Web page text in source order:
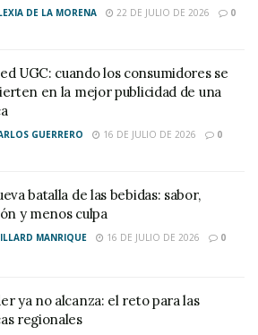
DE LA MORENA 22 DE JULIO DE 2026 0
UGC: cuando los consumidores se
en la mejor publicidad de una
GUERRERO 16 DE JULIO DE 2026 0
batalla de las bebidas: sabor,
y menos culpa
MANRIQUE 16 DE JULIO DE 2026 0
ya no alcanza: el reto para las
regionales